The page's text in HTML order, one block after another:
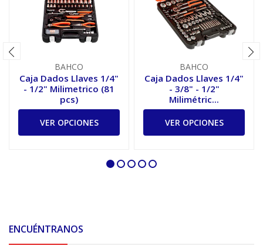
BAHCO
Caja Dados Llaves 1/4"
- 1/2" Milimetrico (81
pcs)
VER OPCIONES
BAHCO
Caja Dados Llaves 1/4"
- 3/8" - 1/2"
Milimétric...
VER OPCIONES
ENCUÉNTRANOS